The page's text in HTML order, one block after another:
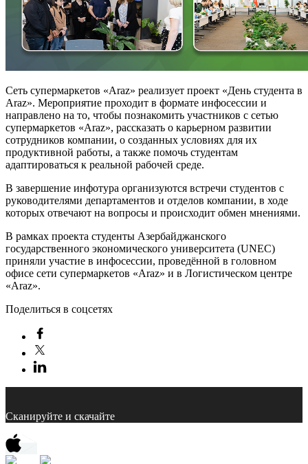
Сеть супермаркетов «Araz» реализует проект «День студента в
Araz». Мероприятие проходит в формате инфосессии и
направлено на то, чтобы познакомить участников с сетью
супермаркетов «Araz», рассказать о карьерном развитии
сотрудников компании, о созданных условиях для их
продуктивной работы, а также помочь студентам
адаптироваться к реальной рабочей среде.
В завершение инфотура организуются встречи студентов с
руководителями департаментов и отделов компании, в ходе
которых отвечают на вопросы и происходит обмен мнениями.
В рамках проекта студенты Азербайджанского
государственного экономического университета (UNEC)
приняли участие в инфосессии, проведённой в головном
офисе сети супермаркетов «Araz» и в Логистическом центре
«Araz».
Поделиться в соцсетях
Сканируйте и скачайте